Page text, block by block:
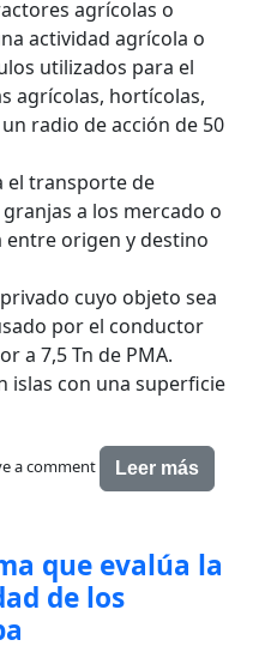
agrícolas o
actividad agrícola o
utilizados para el
agrícolas, hortícolas,
radio de acción de 50
el transporte de
a los mercado o
entre origen y destino
cuyo objeto sea
por el conductor
a 7,5 Tn de PMA.
islas con una superficie
a comment Leer más
que evalúa la
de los